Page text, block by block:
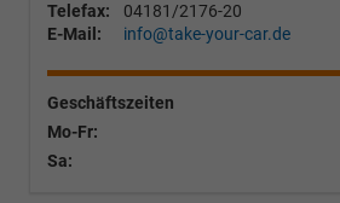
Telefax:
04181/2176-20
E-Mail:
info@take-your-car.de
Geschäftszeiten
Mo-Fr:
Sa: